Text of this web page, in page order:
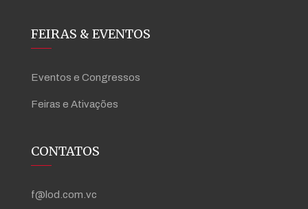
FEIRAS & EVENTOS
Eventos e Congressos
Feiras e Ativações
CONTATOS
f@lod.com.vc